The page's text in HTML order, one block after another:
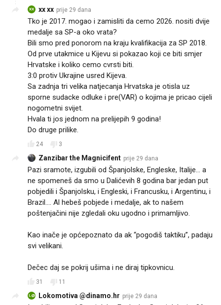
XX xx xx prije 29 dana
Tko je 2017. mogao i zamisliti da cemo 2026. nositi dvije
medalje sa SP-a oko vrata?
Bili smo pred ponorom na kraju kvalifikacija za SP 2018.
Od prve utakmice u Kijevu si pokazao koji ce biti smjer
Hrvatske i koliko cemo cvrsti biti.
3:0 protiv Ukrajine usred Kijeva.
Sa zadnja tri velika natjecanja Hrvatska je otisla uz
sporne sudacke odluke i pre(VAR) o kojima je pricao cijeli
nogometni svijet.
Hvala ti jos jednom na prelijepih 9 godina!
Do druge prilike.
24 3
Zanzibar the Magnicifent prije 29 dana
Pazi sramote, izgubili od Španjolske, Engleske, Italije… a
ne spomeneš da smo u Dalićevih 8 godina bar jedan put
pobjedili i Španjolsku, i Engleski, i Francusku, i Argentinu, i
Brazil…. Al hebeš pobjede i medalje, ak to našem
poštenjačini nije zgledali oku ugodno i primamljivo.
Kao inače je općepoznato da ak “pogodiš taktiku”, padaju
svi velikani.😅
Dečec daj se pokrij ušima i ne diraj tipkovnicu.
31 11
L@ Lokomotiva @dinamo.hr prije 29 dana